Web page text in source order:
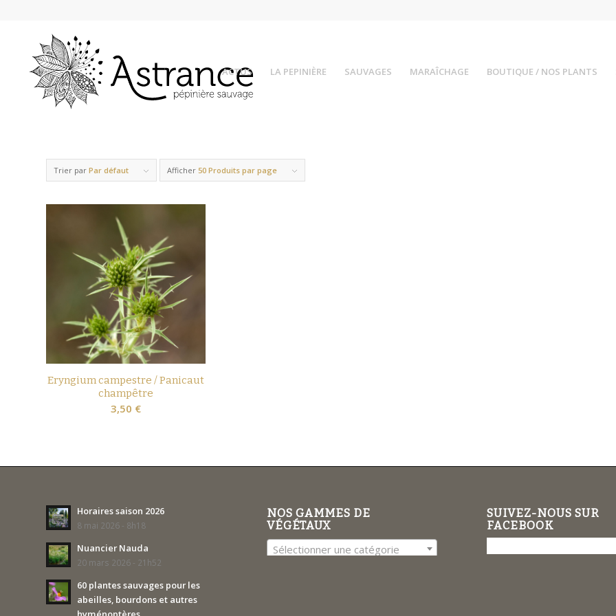
ACTUS LA PEPINIÈRE SAUVAGES MARAÎCHAGE BOUTIQUE / NOS PLANTS
Trier par Par défaut Afficher 50 Produits par page
Eryngium campestre / Panicaut
champêtre
3,50 €
Horaires saison 2026
8 mai 2026 - 8h18
Nuancier Nauda
20 mars 2026 - 21h52
60 plantes sauvages pour les
abeilles, bourdons et autres
NOS GAMMES DE
VÉGÉTAUX
Sélectionner une catégorie
SUIVEZ-NOUS SUR
FACEBOOK